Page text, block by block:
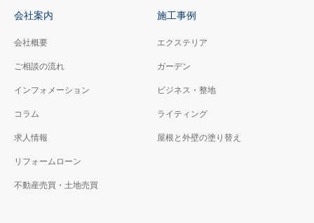
会社案内
会社概要
ご相談の流れ
インフォメーション
コラム
求人情報
リフォームローン
不動産売買・土地売買
施工事例
エクステリア
ガーデン
ビジネス・整地
ライティング
屋根と外壁の塗り替え